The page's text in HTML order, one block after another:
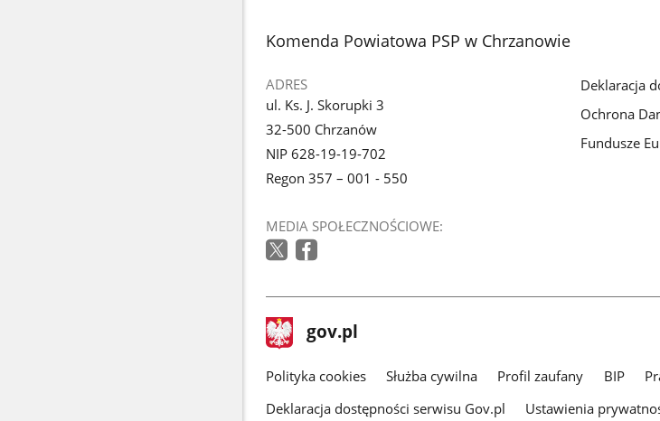
galerii.
galerii.
stopka
Komenda Powiatowa PSP w Chrzanowie
ADRES
ul. Ks. J. Skorupki 3
32-500 Chrzanów
NIP 628-19-19-702
Regon 357 – 001 - 550
MEDIA SPOŁECZNOŚCIOWE:
Deklaracja
Ochrona
Fundusze
stopka
gov.pl Strona
gov.pl
gov.pl
Polityka cookies Służba cywilna Profil zaufany BIP
Deklaracja dostępności serwisu Gov.pl
Ustawienia